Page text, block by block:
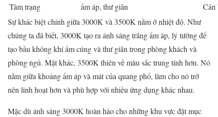
Tâm trạng
ấm áp, thư giãn
Cân
Sự khác biệt chính giữa 3000K và 3500K nằm ở nhiệt độ. Như
chúng ta đã biết, 3000K tạo ra ánh sáng trắng ấm áp, lý tưởng để
tạo bầu không khí ấm cúng và thư giãn trong phòng khách và
phòng ngủ. Mặt khác, 3500K thiên về màu sắc trung tính hơn. Nó
nằm giữa khoảng ấm áp và mát của quang phổ, làm cho nó trở
nên linh hoạt hơn và phù hợp với nhiều ứng dụng khác nhau.
Mặc dù ánh sáng 3000K hoàn hảo cho những khu vực đặt mục